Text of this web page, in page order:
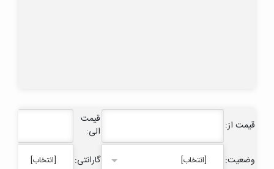
قیمت از:
قیمت
الی:
وضعیت:
[انتخاب] گارانتی: [انتخاب]